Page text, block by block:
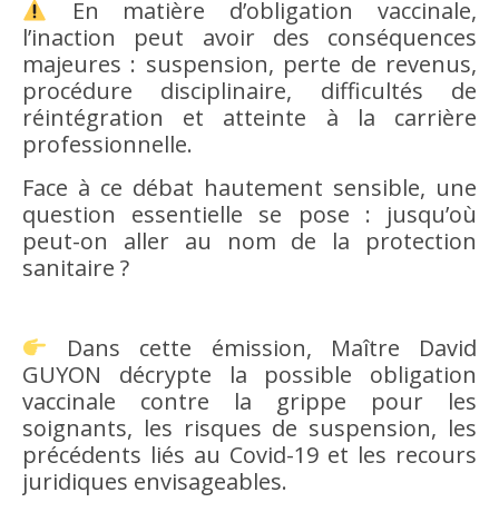
En matière d’obligation vaccinale,
l’inaction peut avoir des conséquences
majeures : suspension, perte de revenus,
procédure disciplinaire, difficultés de
réintégration et atteinte à la carrière
professionnelle.
Face à ce débat hautement sensible, une
question essentielle se pose : jusqu’où
peut-on aller au nom de la protection
sanitaire ?
Dans cette émission, Maître David
GUYON décrypte la possible obligation
vaccinale contre la grippe pour les
soignants, les risques de suspension, les
précédents liés au Covid-19 et les recours
juridiques envisageables.